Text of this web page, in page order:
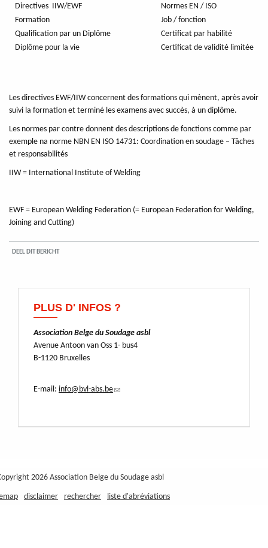
Directives IIW/EWF
Normes EN / ISO
Formation
Job / fonction
Qualification par un Diplôme
Certificat par habilité
Diplôme pour la vie
Certificat de validité limitée
Les directives EWF/IIW concernent des formations qui mènent, après avoir
suivi la formation et terminé les examens avec succès, à un diplôme.
Les normes par contre donnent des descriptions de fonctions comme par
exemple na norme NBN EN ISO 14731: Coordination en soudage – Tâches
et responsabilités
IIW = International Institute of Welding
EWF = European Welding Federation (= European Federation for Welding,
Joining and Cutting)
DEEL DIT BERICHT
PLUS D' INFOS ?
Association Belge du Soudage asbl
Avenue Antoon van Oss 1- bus4
B-1120 Bruxelles
E-mail: info@bvl-abs.be(link
mail)
2026 Association Belge du Soudage asbl
disclaimer rechercher liste d'abréviations